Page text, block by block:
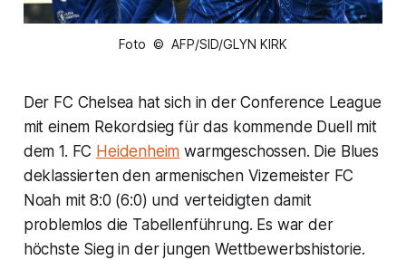
Foto © AFP/SID/GLYN KIRK
Der FC Chelsea hat sich in der Conference League
mit einem Rekordsieg für das kommende Duell mit
dem 1. FC Heidenheim warmgeschossen. Die Blues
deklassierten den armenischen Vizemeister FC
Noah mit 8:0 (6:0) und verteidigten damit
problemlos die Tabellenführung. Es war der
höchste Sieg in der jungen Wettbewerbshistorie.